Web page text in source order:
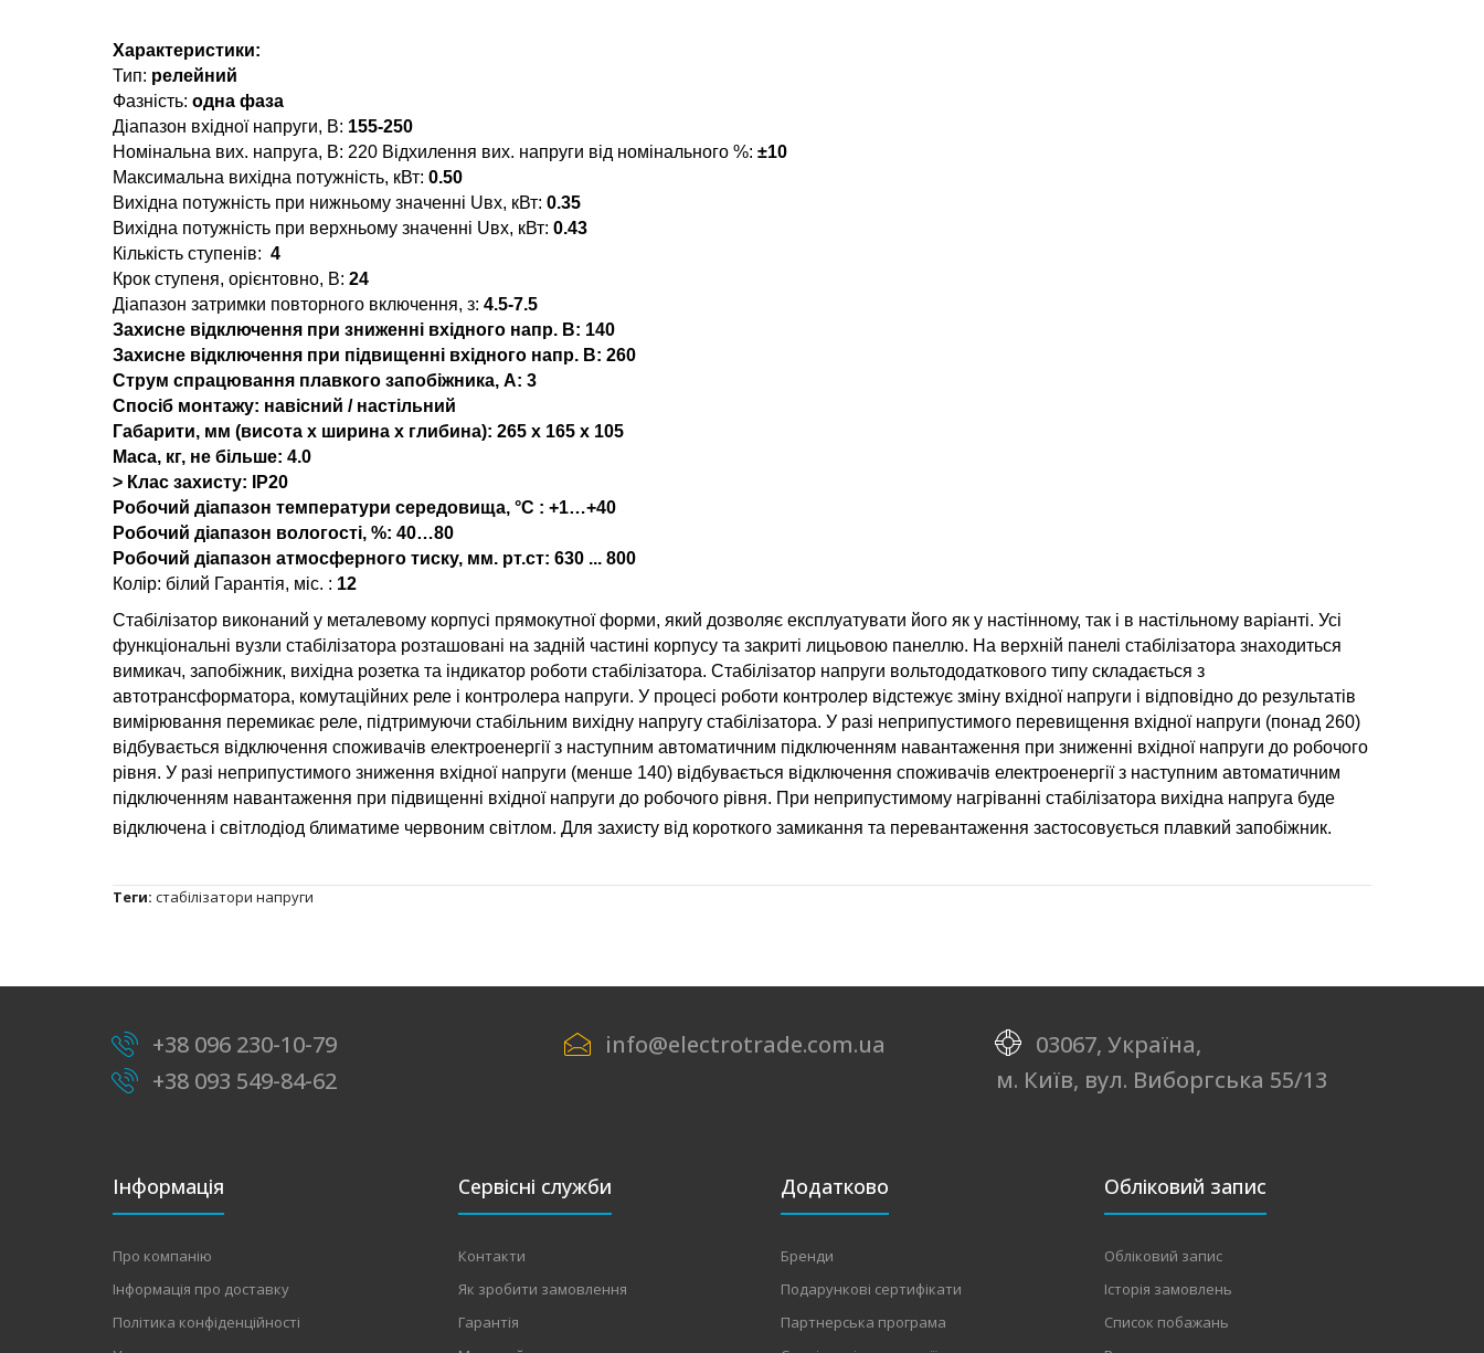
Характеристики:
Тип: релейний
Фазність: одна фаза
Діапазон вхідної напруги, В: 155-250
Номінальна вих. напруга, В: 220 Відхилення вих. напруги від номінального %: ±10
Максимальна вихідна потужність, кВт: 0.50
Вихідна потужність при нижньому значенні Uвх, кВт: 0.35
Вихідна потужність при верхньому значенні Uвх, кВт: 0.43
Кількість ступенів: 4
Крок ступеня, орієнтовно, В: 24
Діапазон затримки повторного включення, з: 4.5-7.5
Захисне відключення при зниженні вхідного напр. В: 140
Захисне відключення при підвищенні вхідного напр. В: 260
Струм спрацювання плавкого запобіжника, А: 3
Спосіб монтажу: навісний / настільний
Габарити, мм (висота x ширина x глибина): 265 х 165 х 105
Маса, кг, не більше: 4.0
> Клас захисту: IP20
Робочий діапазон температури середовища, °С : +1…+40
Робочий діапазон вологості, %: 40…80
Робочий діапазон атмосферного тиску, мм. рт.ст: 630 ... 800
Колір: білий Гарантія, міс. : 12
Стабілізатор виконаний у металевому корпусі прямокутної форми, який дозволяє експлуатувати його як у настінному, так і в настільному варіанті. Усі
функціональні вузли стабілізатора розташовані на задній частині корпусу та закриті лицьовою панеллю. На верхній панелі стабілізатора знаходиться
вимикач, запобіжник, вихідна розетка та індикатор роботи стабілізатора. Стабілізатор напруги вольтододаткового типу складається з
автотрансформатора, комутаційних реле і контролера напруги. У процесі роботи контролер відстежує зміну вхідної напруги і відповідно до результатів
вимірювання перемикає реле, підтримуючи стабільним вихідну напругу стабілізатора. У разі неприпустимого перевищення вхідної напруги (понад 260)
відбувається відключення споживачів електроенергії з наступним автоматичним підключенням навантаження при зниженні вхідної напруги до робочого
рівня. У разі неприпустимого зниження вхідної напруги (менше 140) відбувається відключення споживачів електроенергії з наступним автоматичним
підключенням навантаження при підвищенні вхідної напруги до робочого рівня. При неприпустимому нагріванні стабілізатора вихідна напруга буде
відключена і світлодіод блиматиме червоним світлом. Для захисту від короткого замикання та перевантаження застосовується плавкий запобіжник.
Теги: стабілізатори напруги
+38 096 230-10-79
+38 093 549-84-62
info@electrotrade.com.ua
03067, Україна,
м. Київ, вул. Виборгська 55/13
Інформація
Про компанію
Інформація про доставку
Політика конфіденційності
Сервісні служби
Контакти
Як зробити замовлення
Гарантія
Додатково
Бренди
Подарункові сертифікати
Партнерська програма
Обліковий запис
Обліковий запис
Історія замовлень
Список побажань